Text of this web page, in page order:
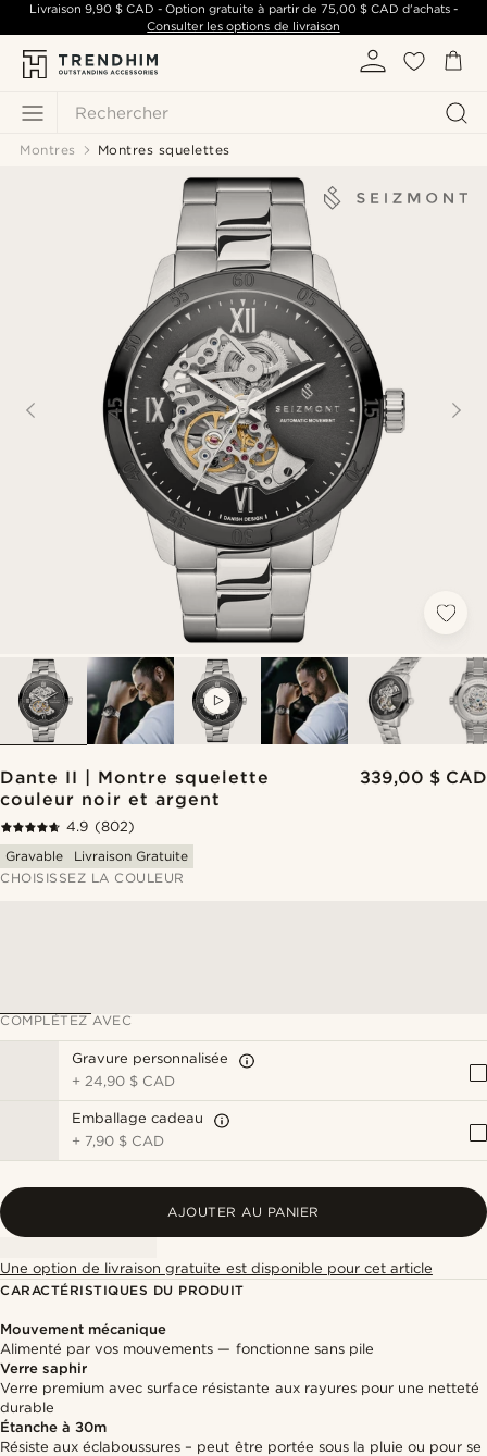
Rechercher
Livraison 9,90 $ CAD - Option gratuite à partir de 75,00 $ CAD d'achats -
Consulter les options de livraison
Montres Montres squelettes
Dante II | Montre squelette
couleur noir et argent
339,00 $ CAD
4.9 (802)
Gravable
Livraison Gratuite
CHOISISSEZ LA COULEUR
COMPLÉTEZ AVEC
Gravure personnalisée
+24,90 $ CAD
Emballage cadeau
+ 7,90 $ CAD
AJOUTER AU PANIER
Une option de livraison gratuite est disponible pour cet article
CARACTÉRISTIQUES DU PRODUIT
Mouvement mécanique
Alimenté par vos mouvements — fonctionne sans pile
Verre saphir
Verre premium avec surface résistante aux rayures pour une netteté
durable
Étanche à 30m
Résiste aux éclaboussures – peut être portée sous la pluie ou pour se